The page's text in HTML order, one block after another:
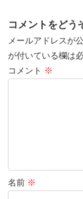
コメントをどう
メールアドレスが
が付いている欄は
コメント ※
名前 ※